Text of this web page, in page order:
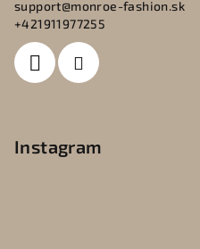
support@monroe-fashion.sk
+421911977255
Instagram